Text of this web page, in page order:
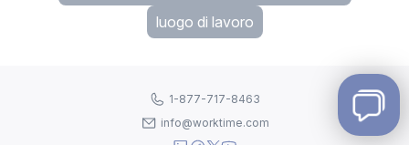
luogo di lavoro
1-877-717-8463
info@worktime.com